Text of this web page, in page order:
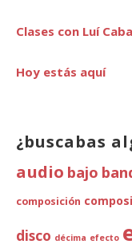
Clases con Luí
Hoy estás aquí
¿buscabas
audio bajo
composición
disco décima efecto